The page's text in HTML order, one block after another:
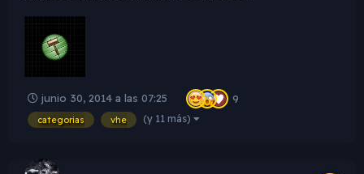
ENTIDADES: HERRAMIENTAS, TEXTURAS, MODELS Y
SPRITES:...
junio 30, 2014 a las 07:25 9
categorias vhe (y 11 más)